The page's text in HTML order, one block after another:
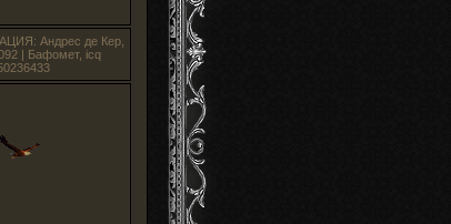
Андрес де Кер,
| Бафомет, icq